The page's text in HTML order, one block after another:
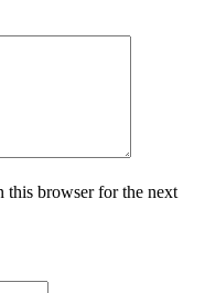
this browser for the next